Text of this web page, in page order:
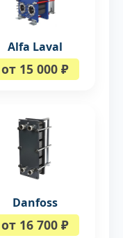
Alfa Laval
от 15 000 ₽
Danfoss
от 16 700 ₽